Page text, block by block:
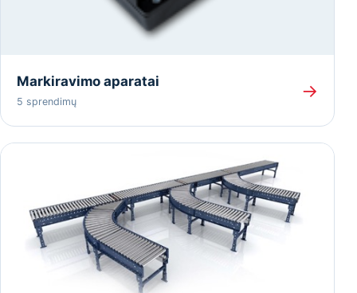
Markiravimo aparatai
5 sprendimų
→